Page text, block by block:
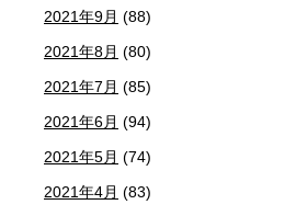
2021年9月 (88)
2021年8月 (80)
2021年7月 (85)
2021年6月 (94)
2021年5月 (74)
2021年4月 (83)